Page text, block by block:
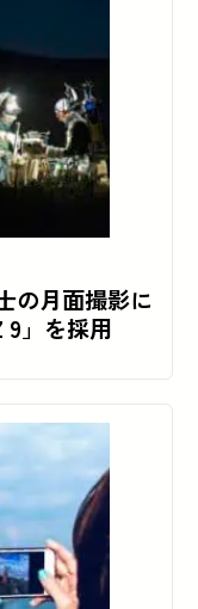
の月面撮影に
9」を採用